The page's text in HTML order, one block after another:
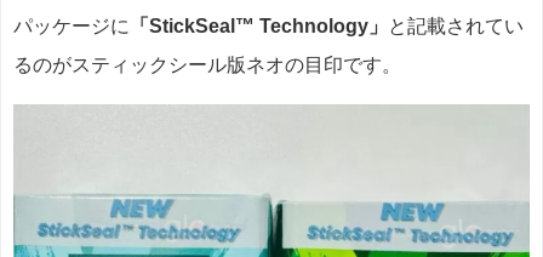
パッケージに 「StickSeal™ Technology」
と記載されてい
るのがスティックシール版ネオの目印です。